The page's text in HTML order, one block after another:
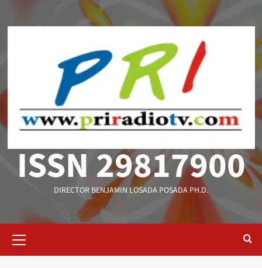
ISSN 29817900
DIRECTOR BENJAMIN LOSADA POSADA PH.D.
primario